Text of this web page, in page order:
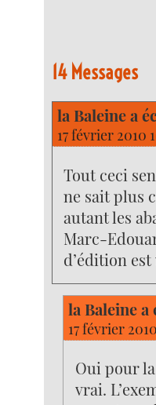
14 Messages
la Baleine a
17 février 2010
Tout ceci
ne sait plus
autant les
Marc-
d’édition
la Baleine a
17 février
Oui pour
vrai.